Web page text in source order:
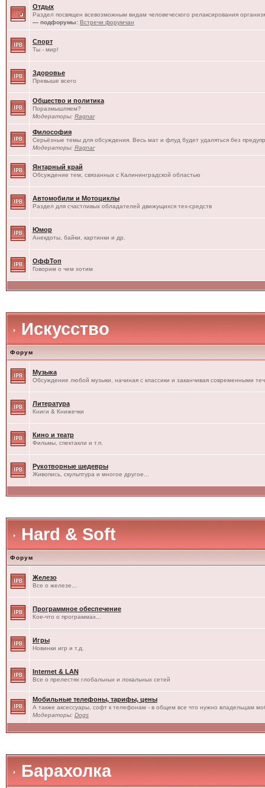
Отдых
Раздел посвящен всевозможным видам человеческого релаксирования
— подфорумы: Встречи форумчан
Спорт
Ты - мир!
Здоровье
Превыше всего
Общество и политика
Поразмышляем?
Модераторы: Ragnar
Философия
Серьёзные темы для обсуждения. Весь мат и флуд будет удаляться без
Модераторы: Ragnar
Янтарный край
Обсуждение тем, связанных с Калининградской областью
Автомобили и Мотоциклы
Раздел для счастливых обладателей движущихся тех-средств
Юмор
Анекдоты, байки, картинки и др.
ОффТоп
Говорим о чем хотим
Искусство
Форум
Музыка
Обсуждение любой музыки, начиная с классики и заканчивая современными
Литература
Книги & Книжечки
Кино и театр
Фильмы, спектакли и т.п.
Рукотворные шедевры
Живопись, скульптура и многое другое...
Hard & Soft
Форум
Железо
Все о железе...
Программное обеспечение
Кое-что о программах...
Игры
Новинки игр и т.д.
Internet & LAN
Все о прелестях глобальных и локальных сетей
Мобильные телефоны, тарифы, цены
А также аксессуары, софт к телефонам - в общем все что нужно владельцам
Модераторы: Dogs
Барахолка